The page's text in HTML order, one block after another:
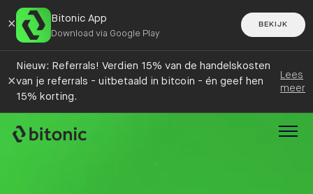
× Bitonic App
Download via Google Play
BEKIJK
×
Nieuw: Referrals! Verdien 15% van de handelskosten
van je referrals - uitbetaald in bitcoin - én geef hen
15% korting.
Lees
meer